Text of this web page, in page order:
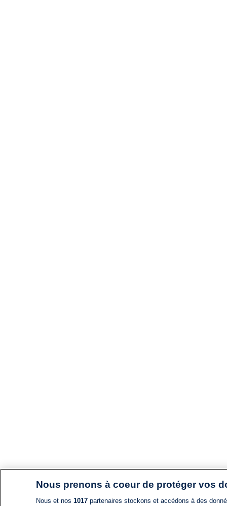
Nous prenons à coeur de protéger vos
Nous et nos 1017partenaires stockons et accédons à des